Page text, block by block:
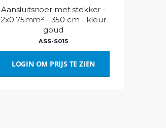
Aansluitsnoer met stekker -
2x0.75mm² - 350 cm - kleur
goud
ASS-S015
LOGIN OM PRIJS TE ZIEN